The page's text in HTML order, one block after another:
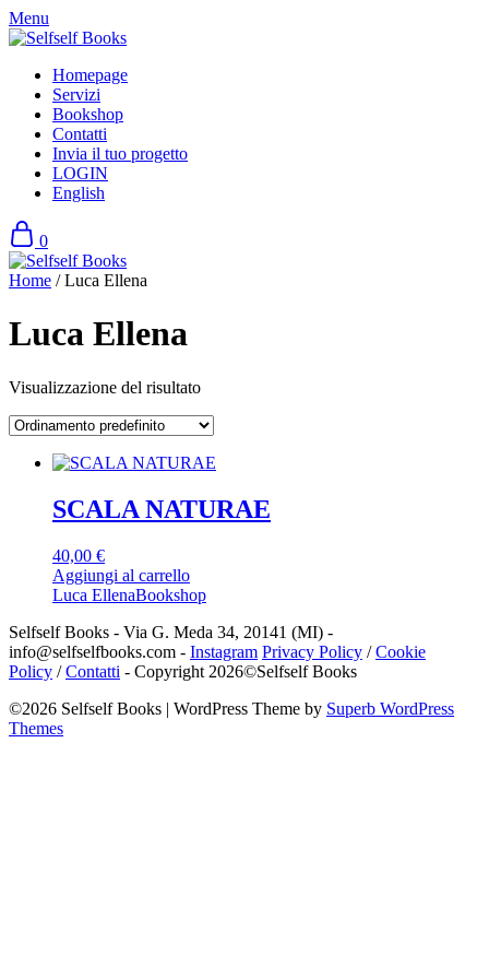
Skip
to
Menu
Homepage
Servizi
Bookshop
Contatti
Invia il tuo progetto
LOGIN
English
0
Home / Luca Ellena
Luca Ellena
Visualizzazione del risultato
SCALA NATURAE
40,00 €
Aggiungi al carrello
Luca EllenaBookshop
Selfself Books - Via G. Meda 34, 20141 (MI) -
info@selfselfbooks.com - Instagram Privacy Policy /Cookie
Policy /Contatti - Copyright 2026©Selfself Books
©2026 Selfself Books | WordPress Theme by Superb WordPress
Themes